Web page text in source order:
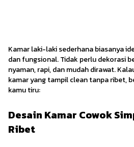
Kamar laki-laki sederhana biasanya
dan fungsional. Tidak perlu dekorasi
nyaman, rapi, dan mudah dirawat.
kamar yang tampil clean tanpa ribet,
kamu tiru:
Desain Kamar Cowok
Ribet